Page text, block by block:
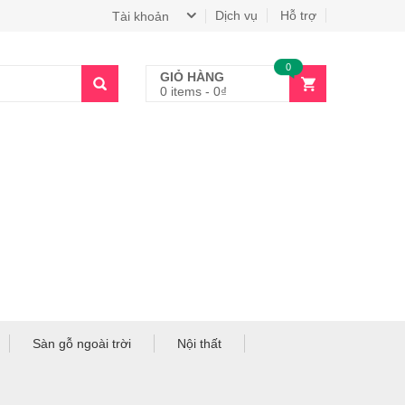
Dịch vụ Hỗ trợ
Tài khoản
GIỎ HÀNG
0 items - 0₫
0
Sàn gỗ ngoài trời Nội thất